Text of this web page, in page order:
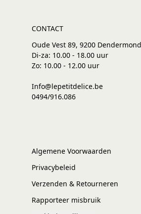
CONTACT
Oude Vest 89, 9200
Di-za: 10.00 - 18.00 uur
Zo: 10.00 - 12.00 uur
Info@lepetitdelice.be
0494/916.086
Algemene Voorwaarden
Privacybeleid
Verzenden & Retourneren
Rapporteer misbruik